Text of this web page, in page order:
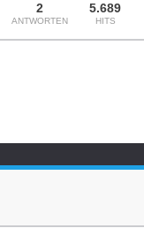
2
ANTWORTEN
5.689
HITS